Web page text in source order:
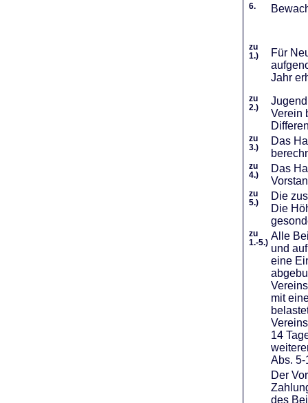
6.
zu
1.)
Für
Jahr
zu
2.)
Verein
zu
3.)
Das
zu
4.)
Das
zu
5.)
Die
Die
zu
1.-5.)
Alle
und
eine
mit
14
Abs.
Der
des